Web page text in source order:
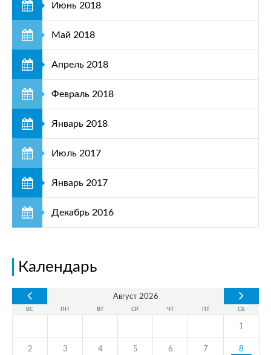
Июнь 2018
Май 2018
Апрель 2018
Февраль 2018
Январь 2018
Июль 2017
Январь 2017
Декабрь 2016
Календарь
Август 2026
ВС ПН ВТ СР ЧТ СБ
1
2 3 4 5 6 7 8